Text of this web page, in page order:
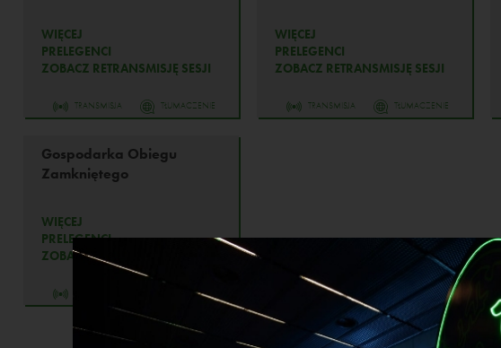
WIĘCEJ
PRELEGENCI
ZOBACZ RETRANSMISJĘ SESJI
TRANSMISJA TŁUMACZENIE
WIĘCEJ
PRELEGENCI
ZOBACZ RETRANSMISJĘ SESJI
TRANSMISJA TŁUMACZENIE
Gospodarka Obiegu
Zamkniętego
WIĘCEJ
PRELEGENCI
ZOBACZ RETRANSMISJĘ SESJI
TŁUMACZENIE